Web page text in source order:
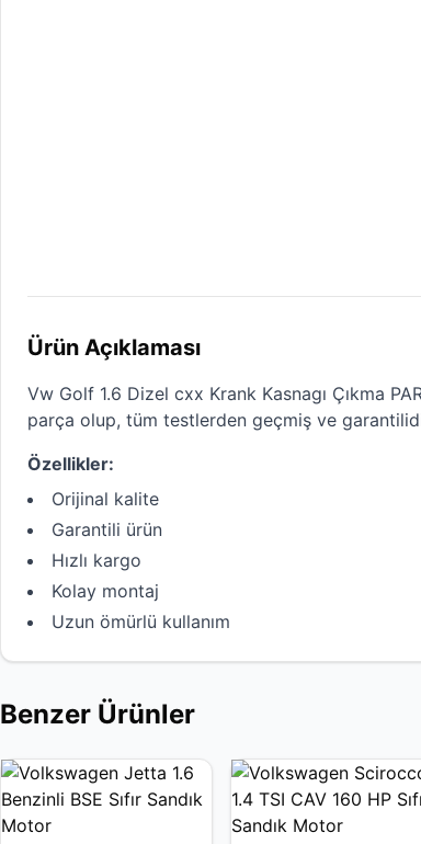
Ürün Açıklaması
Vw Golf 1.6 Dizel cxx Krank Kasnagı Çıkma
parça olup, tüm testlerden geçmiş ve
Özellikler:
Orijinal kalite
Garantili ürün
Hızlı kargo
Kolay montaj
Uzun ömürlü kullanım
Benzer Ürünler